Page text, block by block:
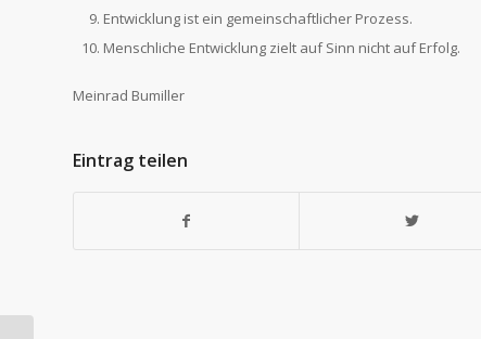
Entwicklung ist ein gemeinschaftlicher Prozess.
Menschliche Entwicklung zielt auf Sinn nicht auf Erfolg.
Meinrad Bumiller
Eintrag teilen